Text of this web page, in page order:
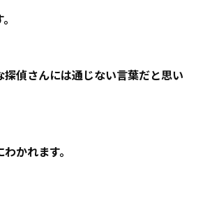
偵さんには通じない言葉だと思い
かれます。